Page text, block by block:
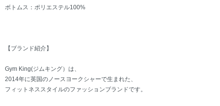
ボトムス：ポリエステル100%
【ブランド紹介】
Gym King(ジムキング）は、
2014年に英国のノースヨークシャーで生まれた、
フィットネススタイルのファッションブランドです。